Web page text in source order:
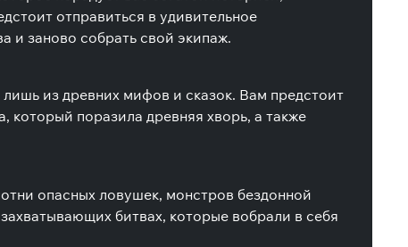
отправиться в удивительное
и заново собрать свой экипаж.
из древних мифов и сказок. Вам предстоит
который поразила древняя хворь, а также
опасных ловушек, монстров бездонной
битвах, которые вобрали в себя